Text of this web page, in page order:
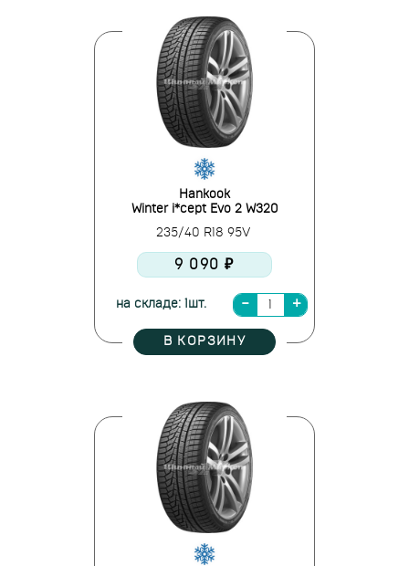
Hankook
Winter i*cept Evo 2 W320
235/40 R18 95V
9 090 ₽
на складе: 1шт.
В КОРЗИНУ